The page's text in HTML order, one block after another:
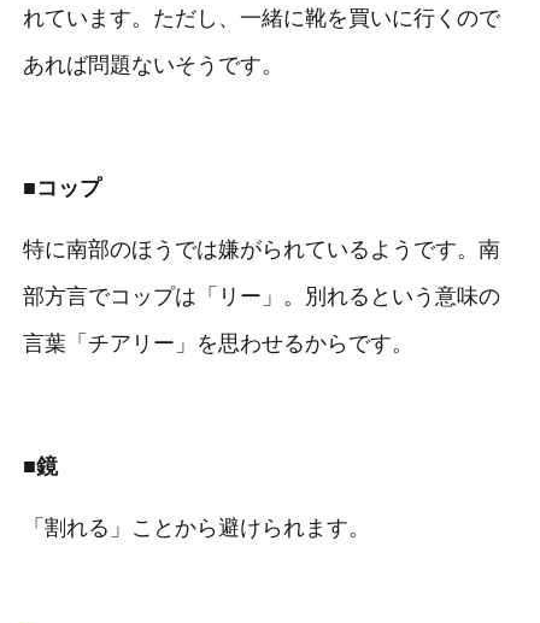
れています。ただし、一緒に靴を買いに行くので
あれば問題ないそうです。
■コップ
特に南部のほうでは嫌がられているようです。南
部方言でコップは「リー」。別れるという意味の
言葉「チアリー」を思わせるからです。
■鏡
「割れる」ことから避けられます。